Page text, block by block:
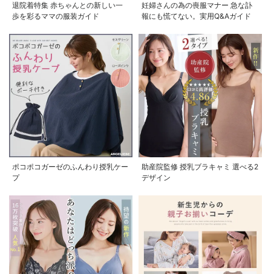
退院着特集 赤ちゃんとの新しい一
歩を彩るママの服装ガイド
妊婦さんの為の喪服マナー 急な訃
報にも慌てない。実用Q&Aガイド
ポコポコガーゼのふんわり授乳ケー
プ
助産院監修 授乳ブラキャミ 選べる2
デザイン